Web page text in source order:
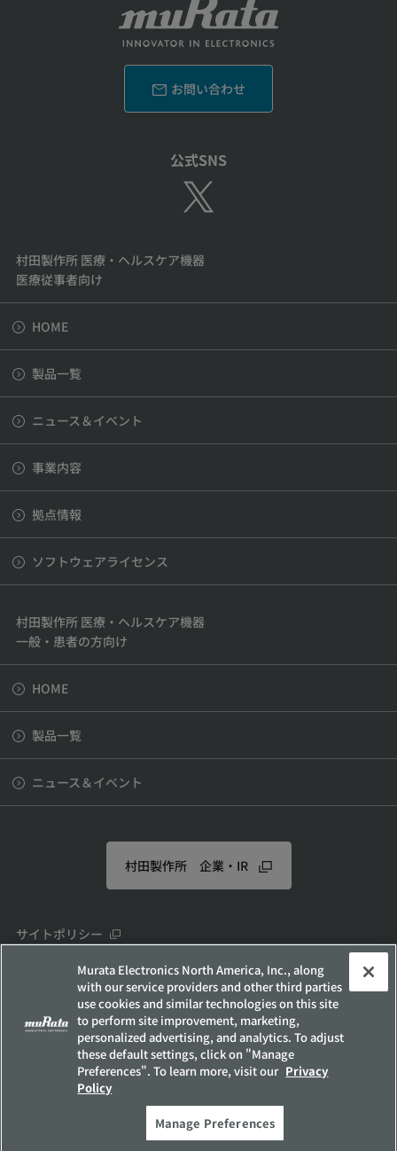
お問い合わせ
公式SNS
村田製作所 医療・ヘルスケア機器
医療従事者向け
HOME
製品一覧
ニュース＆イベント
事業内容
拠点情報
ソフトウェアライセンス
村田製作所 医療・ヘルスケア機器
一般・患者の方向け
HOME
製品一覧
ニュース＆イベント
村田製作所 企業・IR
サイトポリシー
ソーシャルメディアポリシー
個人情報保護方針
お客様の個人情報の取り扱いについて
他社所有商標について
サイトマップ
Murata Electronics North America, Inc., along
with our service providers and other third parties
use cookies and similar technologies on this site
to perform site improvement, marketing,
personalized advertising, and analytics. To adjust
these default settings, click on "Manage
Preferences". To learn more, visit our Privacy
Policy
Manage Preferences